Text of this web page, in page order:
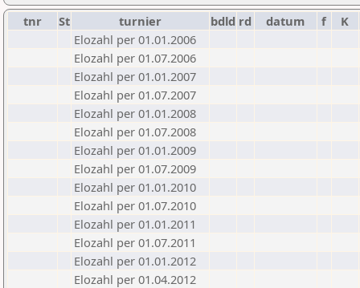
tnr St turnier bdld rd datum f
K
Elozahl per 01.01.2006
Elozahl per 01.07.2006
Elozahl per 01.01.2007
Elozahl per 01.07.2007
Elozahl per 01.01.2008
Elozahl per 01.07.2008
Elozahl per 01.01.2009
Elozahl per 01.07.2009
Elozahl per 01.01.2010
Elozahl per 01.07.2010
Elozahl per 01.01.2011
Elozahl per 01.07.2011
Elozahl per 01.01.2012
Elozahl per 01.04.2012